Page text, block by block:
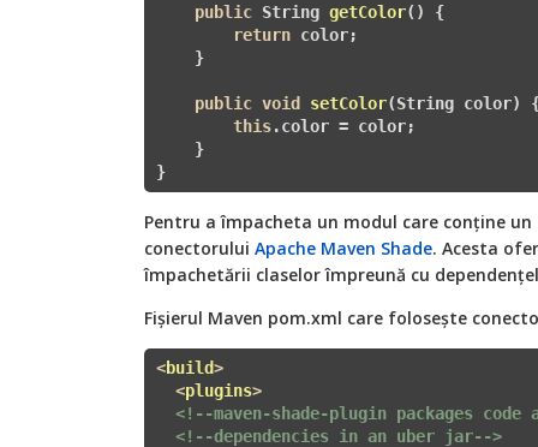
public String getColor()
{
return color;
    }
public void setColor(String color)
this.color = color;
    }
}
Pentru a împacheta un modul care conține
conectorului Apache Maven Shade. Acesta
împachetării claselor împreună cu
Fișierul Maven pom.xml care folosește
<build>
<plugins>
<!--maven-shade-plugin packages code
<!--dependencies in an uber jar-->